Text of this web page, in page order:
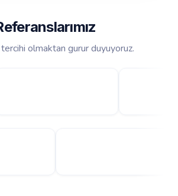
tercihi olmaktan gurur duyuyoruz.